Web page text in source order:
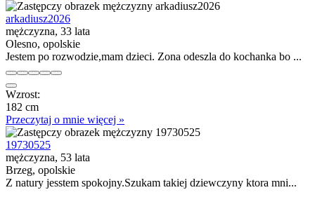
arkadiusz2026
mężczyzna, 33 lata
Olesno, opolskie
Jestem po rozwodzie,mam dzieci. Zona odeszla do kochanka bo ...
Wzrost:
182 cm
Przeczytaj o mnie więcej »
19730525
mężczyzna, 53 lata
Brzeg, opolskie
Z natury jesstem spokojny.Szukam takiej dziewczyny ktora mni...